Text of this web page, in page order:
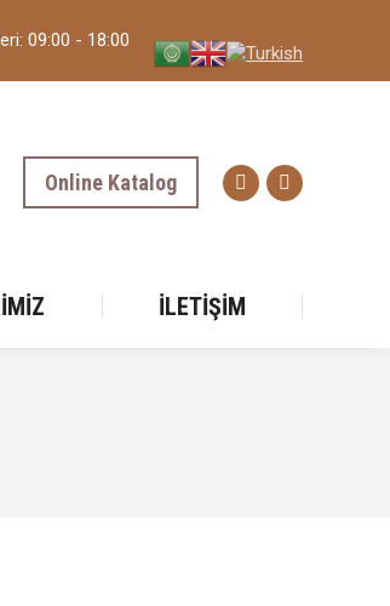
09:00 - 18:00
Online Katalog
İLETIŞIM